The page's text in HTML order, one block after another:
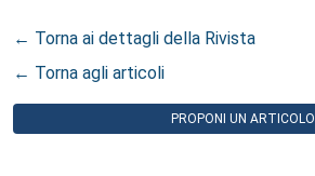
← Torna ai dettagli della Rivista
← Torna agli articoli
PROPONI UN ARTICOLO